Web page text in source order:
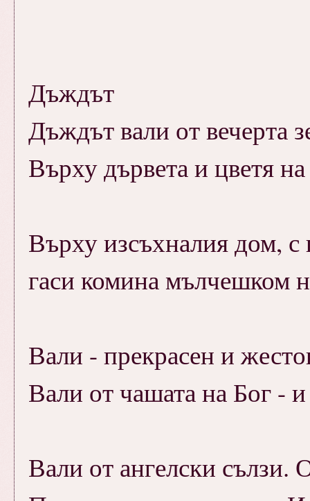
Дъждът
Дъждът вали от вечерта
Върху дървета и цветя
Върху изсъхналия дом,
гаси комина мълчешком
Вали - прекрасен и
Вали от чашата на Бог -
Вали от ангелски сълзи.